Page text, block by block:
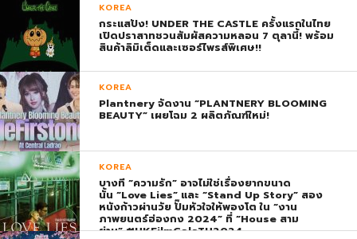
KOREA
กระแสปัง! UNDER THE CASTLE ครั้งแรกในไทย
เปิดปราสาทชวนสัมผัสความหลอน 7 ตุลานี้! พร้อม
สินค้าลิมิเต็ดและเซอร์ไพรส์พิเศษ!!
KOREA
Plantnery จัดงาน “PLANTNERY BLOOMING
BEAUTY” เผยโฉม 2 ผลิตภัณฑ์ใหม่!
KOREA
บางที “ความรัก” อาจไม่ใช่เรื่องยากขนาด
นั้น “Love Lies” และ “Stand Up Story” สอง
หนังก้าวผ่านวัย ปั๊มหัวใจให้พองโต ใน “งาน
ภาพยนตร์ฮ่องกง 2024” ที่ “House สาม
ย่าน” #HKFilmGalaTH2024